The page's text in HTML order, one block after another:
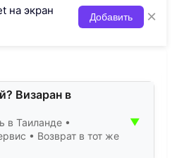
на экран
Добавить ×
Визаран в
в Таиланде •
• Возврат в тот же
▼